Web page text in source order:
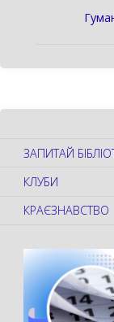
ЗАПИТАЙ
КЛУБИ
КРАЄЗНАВСТВО